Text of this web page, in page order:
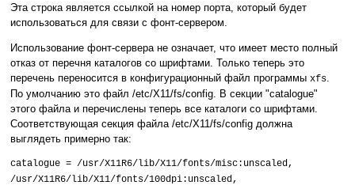
Эта строка является ссылкой на номер порта, который будет
использоваться для связи с фонт-сервером.
Использование фонт-сервера не означает, что имеет место полный
отказ от перечня каталогов со шрифтами. Только теперь это
перечень переносится в конфигурационный файл программы xfs
По умолчанию это файл /etc/X11/fs/config. В секции "catalogue"
этого файла и перечислены теперь все каталоги со шрифтами.
Соответствующая секция файла /etc/X11/fs/config должна
выглядеть примерно так:
catalogue = /usr/X11R6/lib/X11/fonts/misc:unscaled,
/usr/X11R6/lib/X11/fonts/100dpi:unscaled,